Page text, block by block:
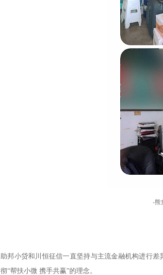
-熊
助邦小贷和川恒征信一直坚持与主流金融机构进行
彻“帮扶小微 携手共赢”的理念。